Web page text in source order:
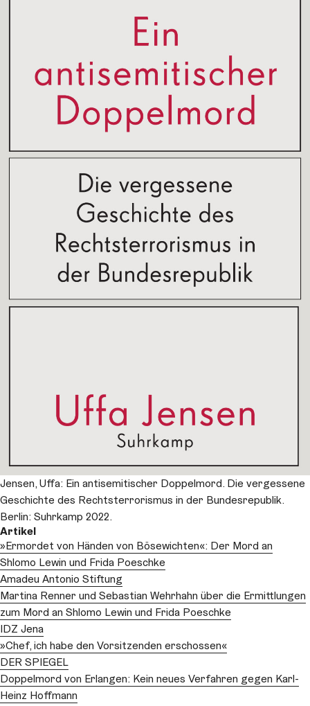
Jensen, Uffa: Ein antisemitischer Doppelmord. Die vergessene
Geschichte des Rechtsterrorismus in der Bundesrepublik.
Berlin: Suhrkamp 2022.
Artikel
»Ermordet von Händen von Bösewichten«: Der Mord an
Shlomo Lewin und Frida Poeschke
Amadeu Antonio Stiftung
Martina Renner und Sebastian Wehrhahn über die Ermittlungen
zum Mord an Shlomo Lewin und Frida Poeschke
IDZ Jena
»Chef, ich habe den Vorsitzenden erschossen«
DER SPIEGEL
Doppelmord von Erlangen: Kein neues Verfahren gegen Karl-
Heinz Hoffmann